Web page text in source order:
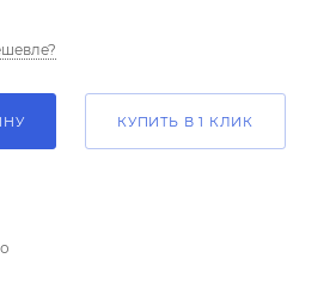
КУПИТЬ В 1 КЛИК